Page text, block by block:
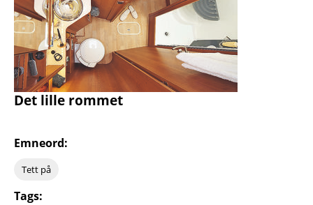
Det lille rommet
Emneord:
Tett på
Tags: